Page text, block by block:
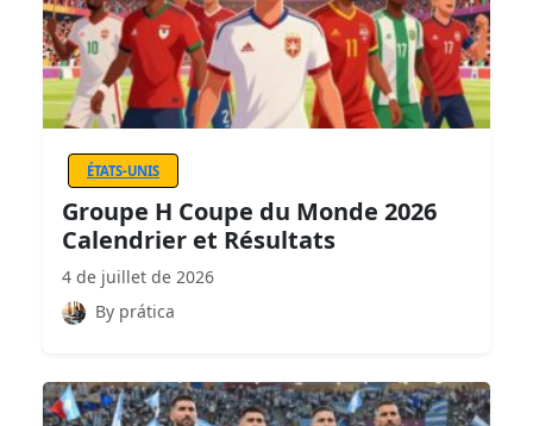
ÉTATS-UNIS
Groupe H Coupe du Monde 2026
Calendrier et Résultats
4 de juillet de 2026
By prática